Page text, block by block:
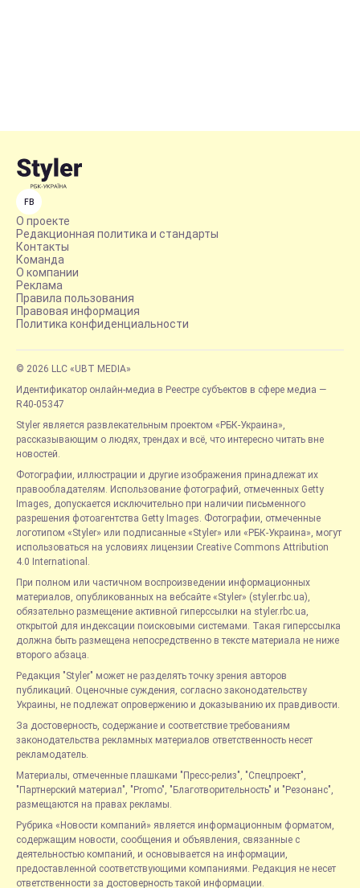
FB
О проекте
Редакционная политика и стандарты
Контакты
Команда
О компании
Реклама
Правила пользования
Правовая информация
Политика конфиденциальности
© 2026 LLC «UBT MEDIA»
Идентификатор онлайн-медиа в Реестре субъектов в сфере медиа —
R40-05347
Styler является развлекательным проектом «РБК-Украина»,
рассказывающим о людях, трендах и всё, что интересно читать вне
новостей.
Фотографии, иллюстрации и другие изображения принадлежат их
правообладателям. Использование фотографий, отмеченных Getty
Images, допускается исключительно при наличии письменного
разрешения фотоагентства Getty Images. Фотографии, отмеченные
логотипом «Styler» или подписанные «Styler» или «РБК-Украина», могут
использоваться на условиях лицензии Creative Commons Attribution
4.0 International.
При полном или частичном воспроизведении информационных
материалов, опубликованных на вебсайте «Styler» (styler.rbc.ua),
обязательно размещение активной гиперссылки на styler.rbc.ua,
открытой для индексации поисковыми системами. Такая гиперссылка
должна быть размещена непосредственно в тексте материала не ниже
второго абзаца.
Редакция "Styler" может не разделять точку зрения авторов
публикаций. Оценочные суждения, согласно законодательству
Украины, не подлежат опровержению и доказыванию их правдивости.
За достоверность, содержание и соответствие требованиям
законодательства рекламных материалов ответственность несет
рекламодатель.
Материалы, отмеченные плашками "Пресс-релиз", "Спецпроект",
"Партнерский материал", "Promo", "Благотворительность" и "Резонанс",
размещаются на правах рекламы.
Рубрика «Новости компаний» является информационным форматом,
содержащим новости, сообщения и объявления, связанные с
деятельностью компаний, и основывается на информации,
предоставленной соответствующими компаниями. Редакция не несет
ответственности за достоверность такой информации.